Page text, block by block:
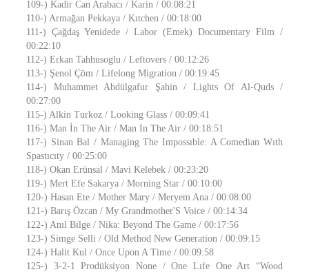
109-) Kadir Can Arabacı / Karin / 00:08:21
110-) Armağan Pekkaya / Kıtchen / 00:18:00
111-) Çağdaş Yenidede / Labor (Emek) Documentary Film /
00:22:10
112-) Erkan Tahhusoglu / Leftovers / 00:12:26
113-) Şenol Çöm / Lifelong Migration / 00:19:45
114-) Muhammet Abdülgafur Şahin / Lights Of Al-Quds /
00:27:00
115-) Alkin Turkoz / Looking Glass / 00:09:41
116-) Man İn The Air / Man In The Air / 00:18:51
117-) Sinan Bal / Managing The Impossıble: A Comedian Wıth
Spastıcıty / 00:25:00
118-) Okan Erünsal / Mavi Kelebek / 00:23:20
119-) Mert Efe Sakarya / Morning Star / 00:10:00
120-) Hasan Ete / Mother Mary / Meryem Ana / 00:08:00
121-) Barış Özcan / My Grandmother'S Voice / 00:14:34
122-) Anıl Bilge / Nika: Beyond The Game / 00:17:56
123-) Simge Selli / Old Method New Generation / 00:09:15
124-) Halit Kul / Once Upon A Time / 00:09:58
125-) 3-2-1 Prodüksiyon None / One Lıfe One Art “Wood